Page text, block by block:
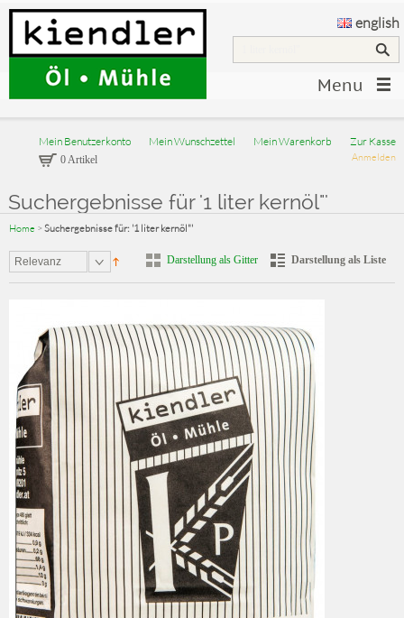
english
Menu
Mein Benutzerkonto Mein Wunschzettel Mein Warenkorb Zur Kasse
Anmelden
0 Artikel
Suchergebnisse für '1 liter kernöl"'
Home > Suchergebnisse für: '1 liter kernöl"'
Relevanz Darstellung als Gitter Darstellung als Liste